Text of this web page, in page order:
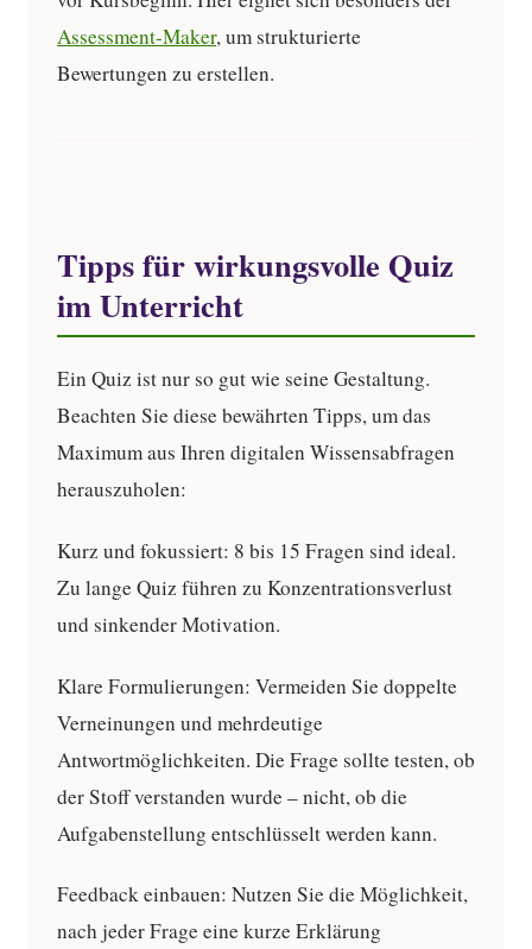
Assessment-Maker, um strukturierte
Bewertungen zu erstellen.
Tipps für wirkungsvolle Quiz
im Unterricht
Ein Quiz ist nur so gut wie seine Gestaltung.
Beachten Sie diese bewährten Tipps, um das
Maximum aus Ihren digitalen Wissensabfragen
herauszuholen:
Kurz und fokussiert: 8 bis 15 Fragen sind ideal.
Zu lange Quiz führen zu Konzentrationsverlust
und sinkender Motivation.
Klare Formulierungen: Vermeiden Sie doppelte
Verneinungen und mehrdeutige
Antwortmöglichkeiten. Die Frage sollte testen, ob
der Stoff verstanden wurde – nicht, ob die
Aufgabenstellung entschlüsselt werden kann.
Feedback einbauen: Nutzen Sie die Möglichkeit,
nach jeder Frage eine kurze Erklärung